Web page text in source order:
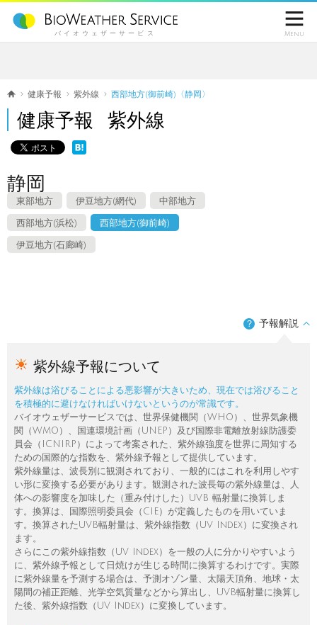
バイオウェザーサービス

Menu
健康予報 紫外線 西部地方(御前崎)〈静岡〉
健康予報 紫外線
静岡
東部地方 伊豆地方(網代) 中部地方
西部地方(浜松) 西部地方(御前崎)
伊豆地方(石廊崎)
？ 予報解説
紫外線予報について
紫外線は浴びることによる悪影響が大きいため、現在では浴びること
を積極的に避けなければいけないというのが常識です。
バイオウェザーサービスでは、世界保健機関（WHO）、世界気象機
関（WMO）、国連環境計画（UNEP）及び国際非電離放射線防護委
員会（ICNIRP）によって考案された、紫外線強度を世界に周知する
ための国際的な指数を、紫外線予報として提供しています。
紫外線量は、波長別に観測されており、一般的にはこれを利用しやす
い形に変換する必要があります。観測された波長毎の紫外線量は、人
体への影響度を加味した（重み付けした）UVB 輻射量に換算しま
す。換算は、国際照明委員会（CIE）が定義したものを用いていま
す。換算されたUVB輻射量は、紫外線指数（UV Index）に変換され
ます。
さらにこの紫外線指数（UV Index）を一般の人に分かりやすいよう
に、紫外線予報として日焼けが生じる時間に換算するわけです。実際
に紫外線量を予測する場合は、予測オゾン量、太陽天頂角、地球・太
陽間の補正距離、光学空気質量などから算出し、UVB輻射量に換算し
た後、紫外線指数（UV Index）に変換しています。